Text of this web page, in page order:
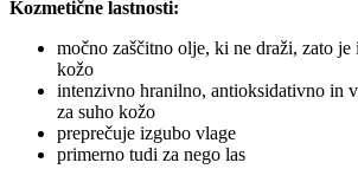
Kozmetične lastnosti:
močno zaščitno olje, ki ne draži, zato je
kožo
intenzivno hranilno, antioksidativno in
za suho kožo
preprečuje izgubo vlage
primerno tudi za nego las